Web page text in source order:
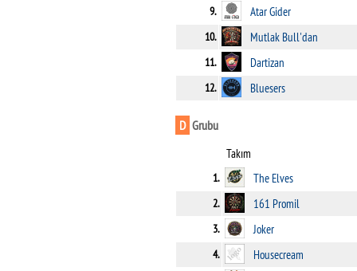
9. Atar Gider
10. Mutlak Bull'dan
11. Dartizan
12. Bluesers
D Grubu
Takım
1. The Elves
2. 161 Promil
3. Joker
4. Housecream